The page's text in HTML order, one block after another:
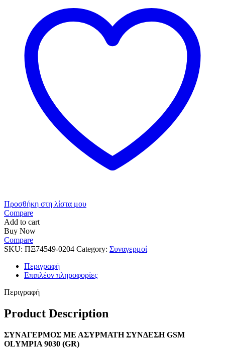
Προσθήκη στη λίστα μου
Compare
Add to cart
Buy Now
Compare
SKU: ΠΞ74549-0204 Category: Συναγερμοί
Περιγραφή
Επιπλέον πληροφορίες
Περιγραφή
Product Description
ΣΥΝΑΓΕΡΜΟΣ ΜΕ ΑΣΥΡΜΑΤΗ ΣΥΝΔΕΣΗ GSM
OLYMPIA 9030 (GR)